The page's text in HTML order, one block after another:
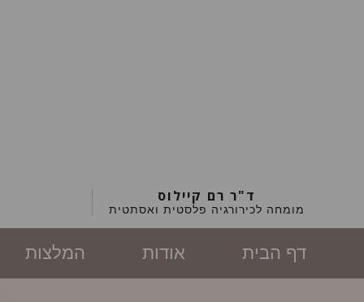
ד"ר רם קיילוס
מומחה לכירורגיה פלסטית ואסתטית
דף הבית אודות המלצות